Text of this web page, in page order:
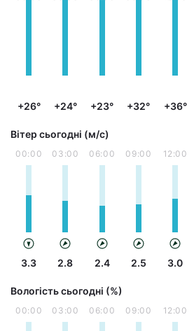
+26° +24° +23° +32° +36°
Вітер сьогодні (м/с)
00:00
3.3
03:00
2.8
06:00
2.4
09:00
2.5
12:00
3.0
Вологість сьогодні (%)
00:00 03:00 06:00 09:00 12:00